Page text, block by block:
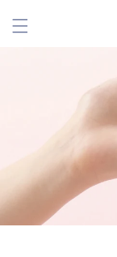
ンツに
進む